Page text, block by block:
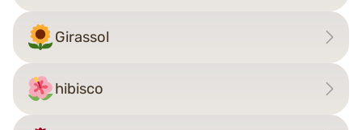
Girassol
hibisco